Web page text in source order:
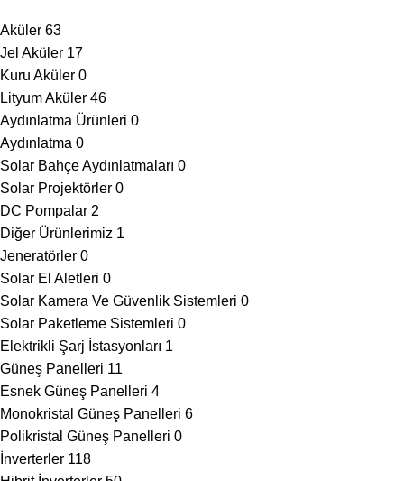
Aküler 63
Jel Aküler 17
Kuru Aküler 0
Lityum Aküler 46
Aydınlatma Ürünleri 0
Aydınlatma 0
Solar Bahçe Aydınlatmaları 0
Solar Projektörler 0
DC Pompalar 2
Diğer Ürünlerimiz 1
Jeneratörler 0
Solar El Aletleri 0
Solar Kamera Ve Güvenlik Sistemleri 0
Solar Paketleme Sistemleri 0
Elektrikli Şarj İstasyonları 1
Güneş Panelleri 11
Esnek Güneş Panelleri 4
Monokristal Güneş Panelleri 6
Polikristal Güneş Panelleri 0
İnverterler 118